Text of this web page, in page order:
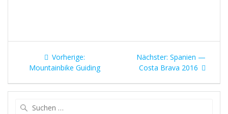
Beitragsnavigation
Vorherige:Vorheriger
Beitrag:
Mountainbike Guiding
Nächster: Nächster
Beitrag:
Spanien —
Costa Brava 2016